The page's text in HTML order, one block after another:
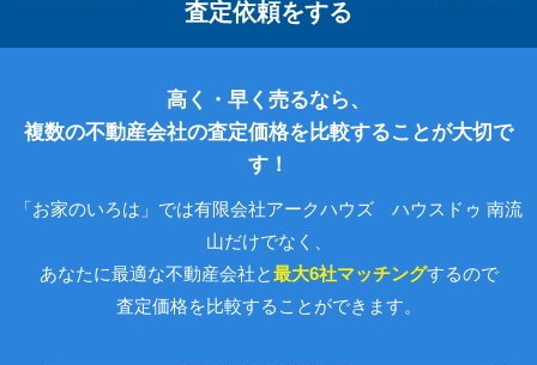
査定依頼をする
高く・早く売るなら、
複数の不動産会社の査定価格を比較することが大切で
す！
「お家のいろは」では有限会社アークハウズ ハウスドゥ 南流
山だけでなく、
あなたに最適な不動産会社と最大6社マッチングするので
査定価格を比較することができます。